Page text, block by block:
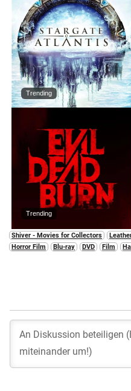
Trending
Trending
Shiver - Movies for Collectors
Horror Film
Blu-ray DVD Film